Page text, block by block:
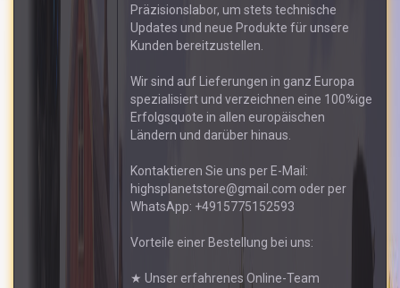
Präzisionslabor, um stets technische
Updates und neue Produkte für unsere
Kunden bereitzustellen.
Wir sind auf Lieferungen in ganz Europa
spezialisiert und verzeichnen eine 100%ige
Erfolgsquote in allen europäischen
Ländern und darüber hinaus.
Kontaktieren Sie uns per E-Mail:
highsplanetstore@gmail.com oder per
WhatsApp: +4915775152593
Vorteile einer Bestellung bei uns:
★ Unser erfahrenes Online-Team